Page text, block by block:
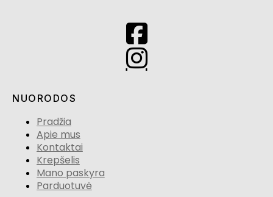
NUORODOS
Pradžia
Apie mus
Kontaktai
Krepšelis
Mano paskyra
Parduotuvė